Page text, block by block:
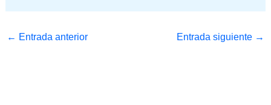
← Entrada anterior Entrada siguiente →